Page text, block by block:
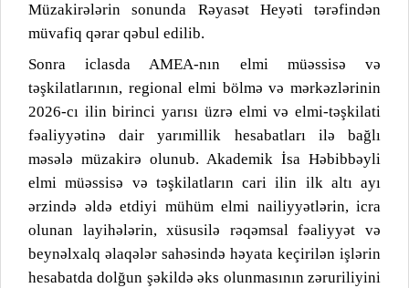
Müzakirələrin sonunda Rəyasət Heyəti tərəfindən
müvafiq qərar qəbul edilib.
Sonra iclasda AMEA-nın elmi müəssisə və
təşkilatlarının, regional elmi bölmə və mərkəzlərinin
2026-cı ilin birinci yarısı üzrə elmi və elmi-təşkilati
fəaliyyətinə dair yarımillik hesabatları ilə bağlı
məsələ müzakirə olunub. Akademik İsa Həbibbəyli
elmi müəssisə və təşkilatların cari ilin ilk altı ayı
ərzində əldə etdiyi mühüm elmi nailiyyətlərin, icra
olunan layihələrin, xüsusilə rəqəmsal fəaliyyət və
beynəlxalq əlaqələr sahəsində həyata keçirilən işlərin
hesabatda dolğun şəkildə əks olunmasının zəruriliyini